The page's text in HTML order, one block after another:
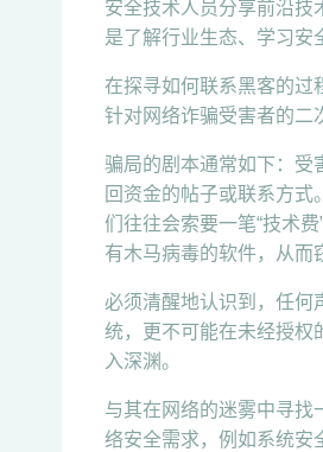
安全技术人员分享前沿技
是了解行业生态、学习安
在探寻如何联系黑客的过
针对网络诈骗受害者的二
骗局的剧本通常如下：受
回资金的帖子或联系方
们往往会索要一笔“技术
有木马病毒的软件，从而
必须清醒地认识到，任何
统，更不可能在未经授权
入深渊。
与其在网络的迷雾中寻找
络安全需求，例如系统安